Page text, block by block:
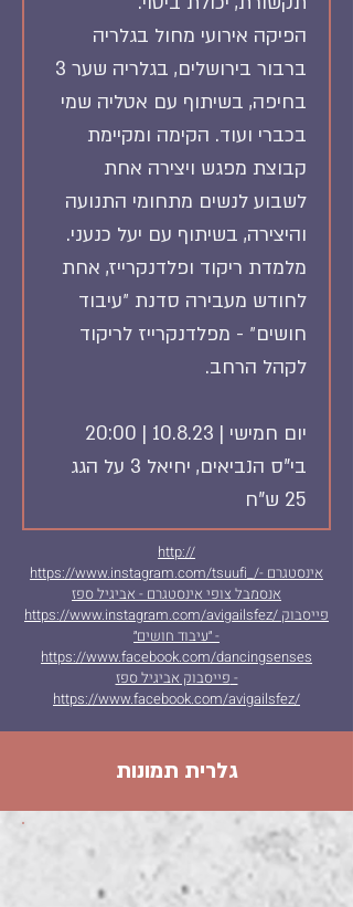
הפיקה אירועי מחול בגלריה
בחיפה, בשיתוף עם אטליה שמי
בכברי ועוד. הקימה ומקיימת
קבוצת מפגש ויצירה אחת
לשבוע לנשים מתחומי התנועה
והיצירה, בשיתוף עם יעל כנעני.
מלמדת ריקוד ופלדנקרייז, אחת
לחודש מעבירה סדנת ״עיבוד
חושים״ - מפלדנקרייז לריקוד
לקהל הרחב.
יום חמישי | 10.8.23 | 20:00
בי"ס הנביאים, יחיאל 3 על הגג
25 ש"ח
http://
https://www.instagram.com/tsuufi_/אינסטגרם -
אנסמבל צופי אינסטגרם - אביגיל ספז
https://www.instagram.com/avigailsfez/ פייסבוק
״עיבוד חושים״ -
https://www.facebook.com/dancingsenses
פייסבוק אביגיל ספז -
https://www.facebook.com/avigailsfez/
גלרית תמונות